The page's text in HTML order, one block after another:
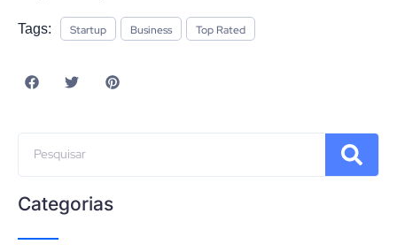
Tags: Startup Business Top Rated
Categorias